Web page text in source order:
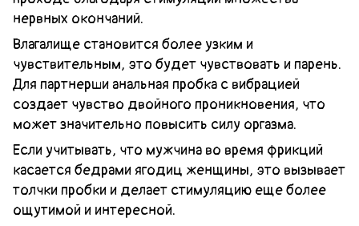
нервных окончаний.
Влагалище становится более узким и
чувствительным, это будет чувствовать и парень.
Для партнерши анальная пробка с вибрацией
создает чувство двойного проникновения, что
может значительно повысить силу оргазма.
Если учитывать, что мужчина во время фрикций
касается бедрами ягодиц женщины, это вызывает
толчки пробки и делает стимуляцию еще более
ощутимой и интересной.